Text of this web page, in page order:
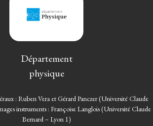
Département
physique
: Ruben Vera et Gérard Panczer (Université Claude
instruments : Françoise Langlois (Université Claude
Bernard – Lyon 1)